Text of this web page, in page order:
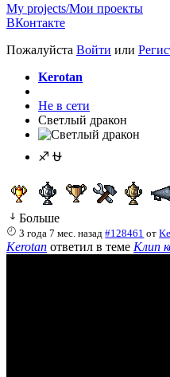
My projects/Мои проекты
ВКонтакте
Пожалуйста Войти или
Kerotan
Не в сети
Светлый дракон
♐ ⛎
Больше
3 года 7 мес. назад #128461 от
Kerotan ответил в теме Клип